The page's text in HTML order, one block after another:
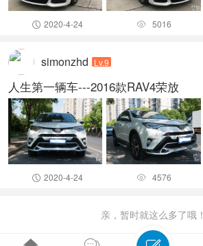
 2020-4-24  5016
simonzhd Lv.9
人生第一辆车---2016款RAV4荣放
 2020-4-24  4576
亲，暂时就这么多了哦！